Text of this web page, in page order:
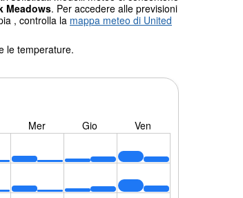
Meadows. Per accedere alle previsioni
, controlla la mappa meteo di United
le temperature.